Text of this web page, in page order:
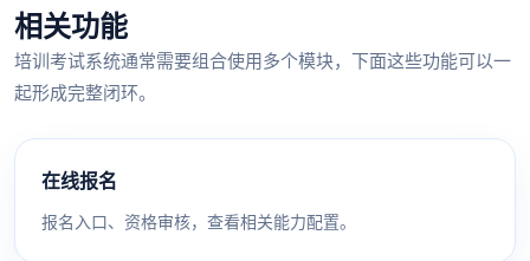
相关功能
培训考试系统通常需要组合使用多个模块，下面这些功能可以一
起形成完整闭环。
在线报名
报名入口、资格审核，查看相关能力配置。